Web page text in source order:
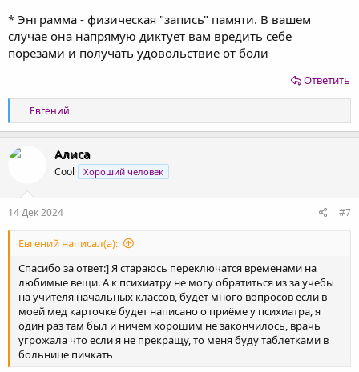
* Энграмма - физическая "запись" памяти. В вашем
случае она напрямую диктует вам вредить себе
порезами и получать удовольствие от боли
Ответить
Р
е
а
:
Евгений
Алиса
Cool Хороший человек
14 Дек 2024 #7
Евгений написал(а):
Спасибо за ответ:] Я стараюсь переключатся временами на
любимые вещи. А к психиатру не могу обратиться из за учебы
на учителя начальных классов, будет много вопросов если в
моей мед карточке будет написано о приёме у психиатра, я
один раз там был и ничем хорошим не закончилось, врачь
угрожала что если я не прекращу, то меня буду таблетками в
больнице пичкать